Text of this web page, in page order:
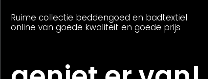
Ruime collectie beddengoed en badtextiel
online van goede kwaliteit en goede prijs